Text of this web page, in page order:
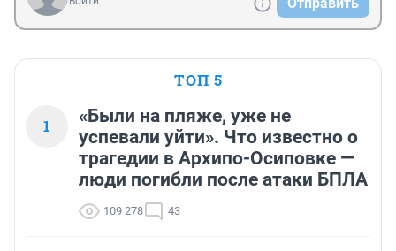
ТОП 5
1
«Были на пляже, уже не
успевали уйти». Что известно о
трагедии в Архипо-Осиповке —
люди погибли после атаки БПЛА
109 278 43